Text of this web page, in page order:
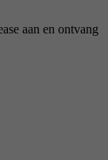
aan en ontvang